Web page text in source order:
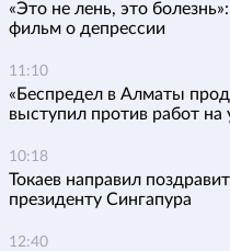
«Это не лень, это
фильм о депрессии
11:10
«Беспредел в Алматы
выступил против работ
10:18
Токаев направил
президенту Сингапура
12:40